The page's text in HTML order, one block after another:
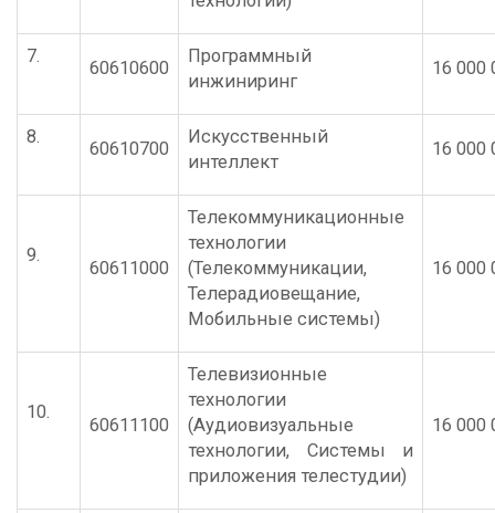
7.
60610600
Программный
инжиниринг
16 000
8.
60610700
Искусственный
интеллект
16 000
9.
60611000
Телекоммуникационные
технологии
(Телекоммуникации,
Телерадиовещание,
Мобильные системы)
16 000
10.
60611100
Телевизионные
технологии
(Аудиовизуальные
технологии, Системы и
приложения телестудии)
16 000